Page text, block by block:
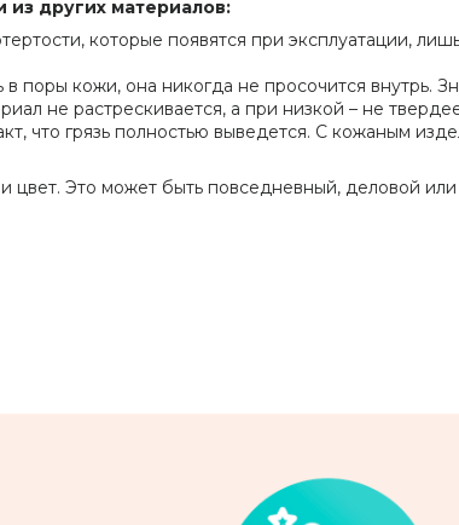
других материалов:
которые появятся при эксплуатации,
поры кожи, она никогда не просочится внутрь.
не растрескивается, а при низкой – не
что грязь полностью выведется. С кожаным
Это может быть повседневный, деловой или